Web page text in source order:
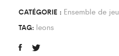
CATÉGORIE : Ensemble de jeu
TAG: leons